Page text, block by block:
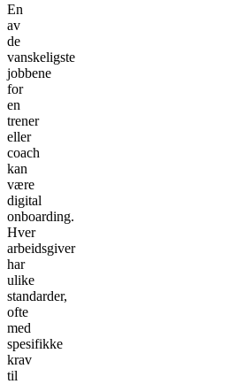
En
av
de
vanskeligste
jobbene
for
en
trener
eller
coach
kan
være
digital
onboarding.
Hver
arbeidsgiver
har
ulike
standarder,
ofte
med
spesifikke
krav
til